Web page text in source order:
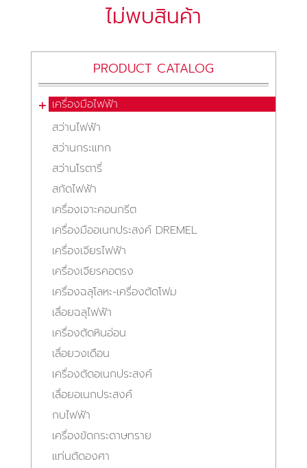
ไม่พบสินค้า
PRODUCT CATALOG
เครื่องมือไฟฟ้า
สว่านไฟฟ้า
สว่านกระแทก
สว่านโรตารี่
สกัดไฟฟ้า
เครื่องเจาะคอนกรีต
เครื่องมืออเนกประสงค์ DREMEL
เครื่องเจียรไฟฟ้า
เครื่องเจียรคอตรง
เครื่องฉลุโลหะ-เครื่องตัดโฟม
เลื่อยฉลุไฟฟ้า
เครื่องตัดหินอ่อน
เลื่อยวงเดือน
เครื่องตัดอเนกประสงค์
เลื่อยอเนกประสงค์
กบไฟฟ้า
เครื่องขัดกระดาษทราย
แท่นตัดองศา